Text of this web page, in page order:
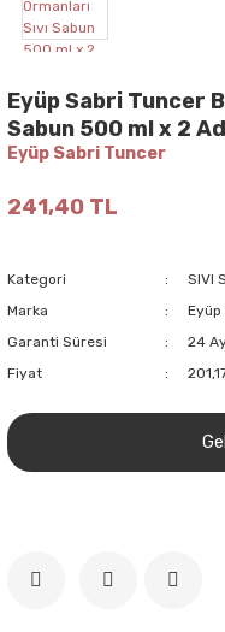
Eyüp Sabri Tuncer
Sabun 500 ml x 2
Eyüp Sabri Tuncer
241,40 TL
Kategori
SIVI
Marka
Eyüp
Garanti Süresi
24
Fiyat